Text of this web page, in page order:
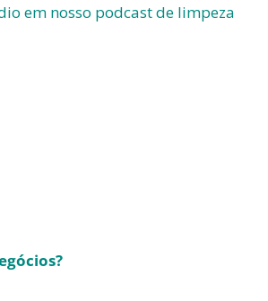
em nosso podcast de limpeza